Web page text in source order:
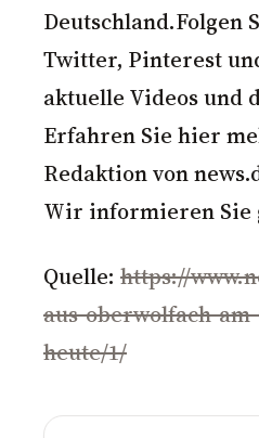
Deutschland.Folgen
Twitter, Pinterest
aktuelle Videos und
Erfahren Sie hier
Redaktion von
Wir informieren Sie
Quelle: https://
aus-oberwolfach-
heute/1/